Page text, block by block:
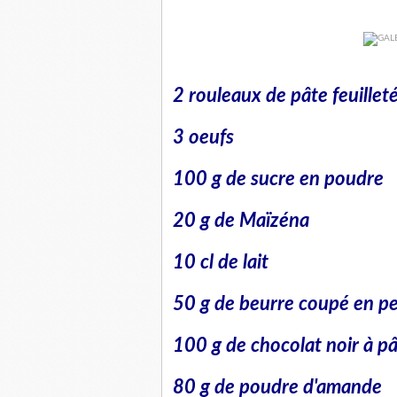
2 rouleaux de pâte
3 oeufs
100 g de sucre en poudre
20 g de Maïzéna
10 cl de lait
50 g de beurre coupé en
100 g de chocolat noir à
80 g de poudre d'amande